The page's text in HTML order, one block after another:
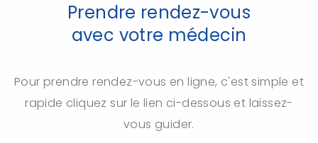
Prendre rendez-vous
avec votre médecin
Pour prendre rendez-vous en ligne, c'est simple et
rapide cliquez sur le lien ci-dessous et laissez-
vous guider.